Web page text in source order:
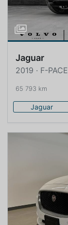
Jaguar
2019 · F-PACE
65 793 km
Jaguar